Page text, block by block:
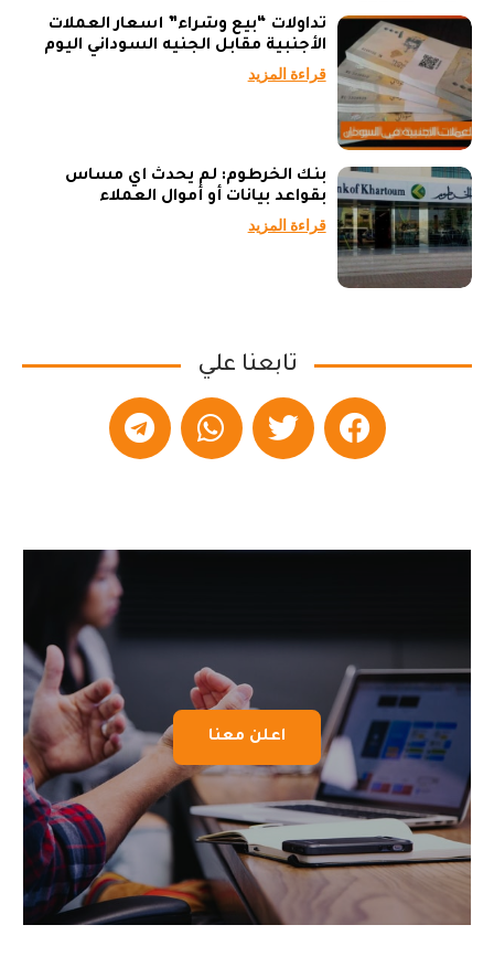
تداولات “بيع وشراء” أسعار العملات
الأجنبية مقابل الجنيه السوداني اليوم
قراءة المزيد
بنك الخرطوم: لم يحدث أي مساس
بقواعد بيانات أو أموال العملاء
قراءة المزيد
تابعنا علي
اعلن معنا